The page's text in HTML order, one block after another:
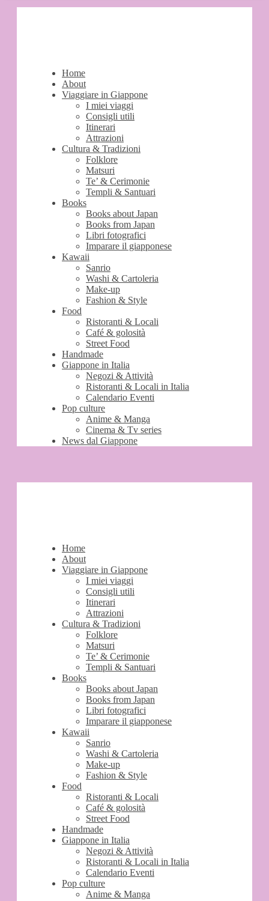
Home
About
Viaggiare in Giappone
I miei viaggi
Consigli utili
Itinerari
Attrazioni
Cultura & Tradizioni
Folklore
Matsuri
Te’ & Cerimonie
Templi & Santuari
Books
Books about Japan
Books from Japan
Libri fotografici
Imparare il giapponese
Kawaii
Sanrio
Washi & Cartoleria
Make-up
Fashion & Style
Food
Ristoranti & Locali
Café & golosità
Street Food
Handmade
Giappone in Italia
Negozi & Attività
Ristoranti & Locali in Italia
Calendario Eventi
Pop culture
Anime & Manga
Cinema & Tv series
News dal Giappone
Home
About
Viaggiare in Giappone
I miei viaggi
Consigli utili
Itinerari
Attrazioni
Cultura & Tradizioni
Folklore
Matsuri
Te’ & Cerimonie
Templi & Santuari
Books
Books about Japan
Books from Japan
Libri fotografici
Imparare il giapponese
Kawaii
Sanrio
Washi & Cartoleria
Make-up
Fashion & Style
Food
Ristoranti & Locali
Café & golosità
Street Food
Handmade
Giappone in Italia
Negozi & Attività
Ristoranti & Locali in Italia
Calendario Eventi
Pop culture
Anime & Manga